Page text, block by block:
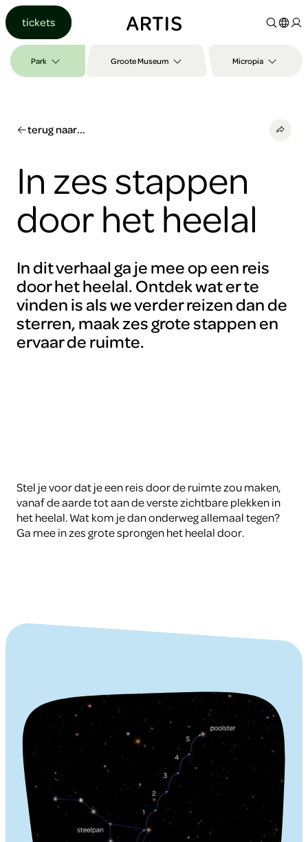
Ga naar
Ga
naar
zoeken
Park Groote Museum Micropia
tickets
terug naar...
In zes stappen
door het heelal
In dit verhaal ga je mee op een reis
door het heelal. Ontdek wat er te
vinden is als we verder reizen dan de
sterren, maak zes grote stappen en
ervaar de ruimte.
Stel je voor dat je een reis door de ruimte zou maken,
vanaf de aarde tot aan de verste zichtbare plekken in
het heelal. Wat kom je dan onderweg allemaal tegen?
Ga mee in zes grote sprongen het heelal door.